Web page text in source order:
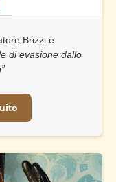
Brizzi e
di evasione dallo